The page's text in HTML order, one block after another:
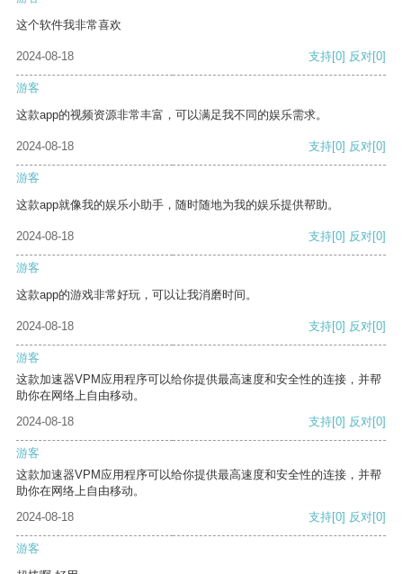
这个软件我非常喜欢
2024-08-18 支持[0] 反对[0]
游客
这款app的视频资源非常丰富，可以满足我不同的娱乐需求。
2024-08-18 支持[0] 反对[0]
游客
这款app就像我的娱乐小助手，随时随地为我的娱乐提供帮助。
2024-08-18 支持[0] 反对[0]
游客
这款app的游戏非常好玩，可以让我消磨时间。
2024-08-18 支持[0] 反对[0]
游客
这款加速器VPM应用程序可以给你提供最高速度和安全性的连接，并帮
助你在网络上自由移动。
2024-08-18
支持[0] 反对[0]
游客
这款加速器VPM应用程序可以给你提供最高速度和安全性的连接，并帮
助你在网络上自由移动。
2024-08-18
支持[0] 反对[0]
游客